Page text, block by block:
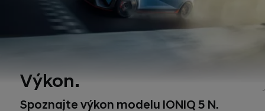
Výkon.
Spoznajte výkon modelu IONIQ 5 N.